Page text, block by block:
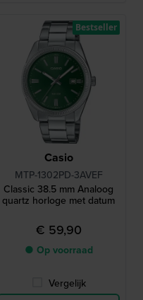
Casio
MTP-1302PD-3AVEF
Classic 38.5 mm Analoog
quartz horloge met datum
€ 59,90
● Op voorraad
Vergelijk
Bestseller